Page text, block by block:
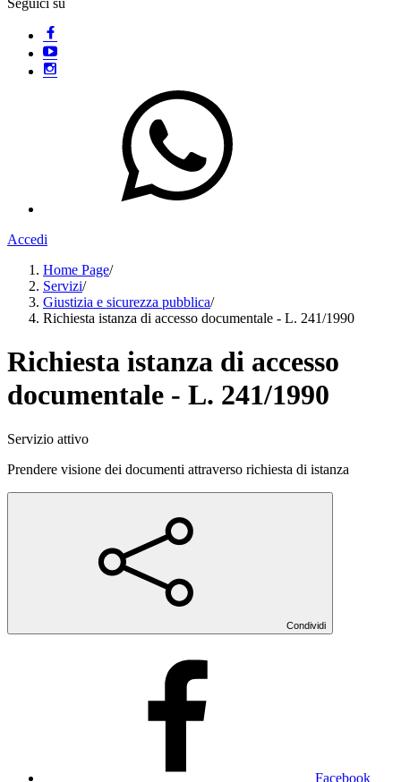
Seguici su
Accedi
Home Page/
Servizi/
Giustizia e sicurezza pubblica/
Richiesta istanza di accesso documentale - L. 241/1990
Richiesta istanza di accesso
documentale - L. 241/1990
Servizio attivo
Prendere visione dei documenti attraverso richiesta di istanza
Condividi
Facebook